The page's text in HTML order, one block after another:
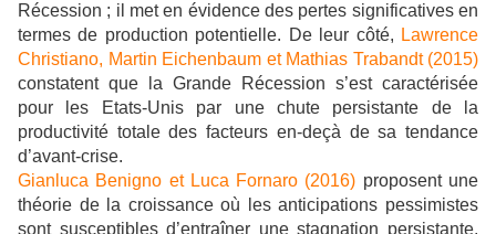
Récession ; il met en évidence des pertes significatives en
termes de production potentielle. De leur côté, Lawrence
Christiano, Martin Eichenbaum et Mathias Trabandt (2015)
constatent que la Grande Récession s’est caractérisée
pour les Etats-Unis par une chute persistante de la
productivité totale des facteurs en-deçà de sa tendance
d’avant-crise.
Gianluca Benigno et Luca Fornaro (2016) proposent une
théorie de la croissance où les anticipations pessimistes
sont susceptibles d’entraîner une stagnation persistante,